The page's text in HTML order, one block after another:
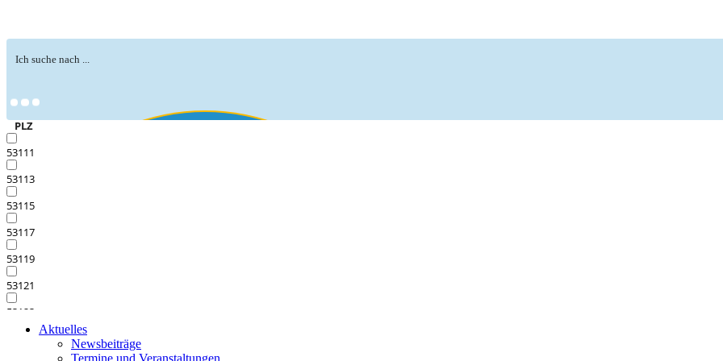
PLZ
53111
53113
53115
53117
53119
53121
53123
Aktuelles
Newsbeiträge